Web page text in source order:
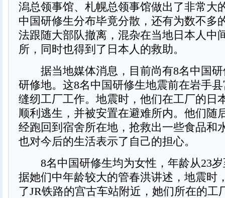
潟总领事馆、札幌总领事馆做出了非常大
中国研修生分布毕竟分散，还有为数不多
法跟随大部队撤离，混杂在当地日本人中
所，同时也得到了日本人的救助。
据当地媒体消息，目前尚有8名中国研
研修地。这8名中国研修生地震前在岩手
缝纫工厂工作。地震时，他们在工厂的日
顺利逃生，并被安置在避难所内。他们随
经跑回到宿舍所在地，抢救出一些食品和
也对今后的生活表示了自己的担心。
8名中国研修生均为女性，年龄从23岁
据她们中年龄较大的管春洪讲述，地震时
了JR铁路的宫古车站附近，她们所在的工